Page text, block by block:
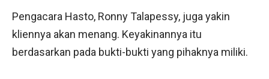
Pengacara Hasto, Ronny Talapessy, juga yakin
kliennya akan menang. Keyakinannya itu
berdasarkan pada bukti-bukti yang pihaknya miliki.